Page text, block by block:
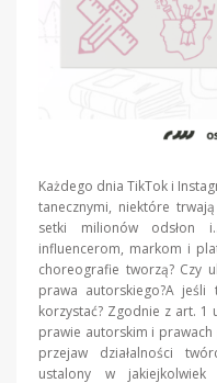
Każdego dnia TikTok i
tanecznymi, niektóre
setki milionów odsłon
influencerom, markom i
choreografie tworzą? Czy
prawa autorskiego?A
korzystać? Zgodnie z art. 1
prawie autorskim i
przejaw działalności
ustalony w